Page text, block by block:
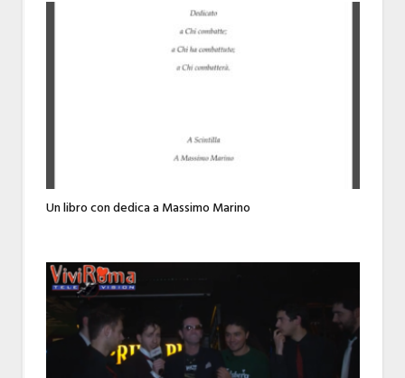
Un libro con dedica a Massimo Marino